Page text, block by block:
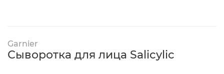
Garnier
Сыворотка для лица Salicylic